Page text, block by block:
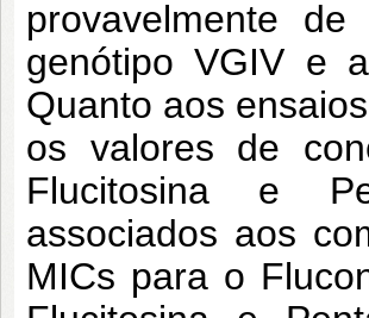
provavelmente
genótipo VGIV e
Quanto aos
os valores de
Flucitosina e
associados aos
MICs para o